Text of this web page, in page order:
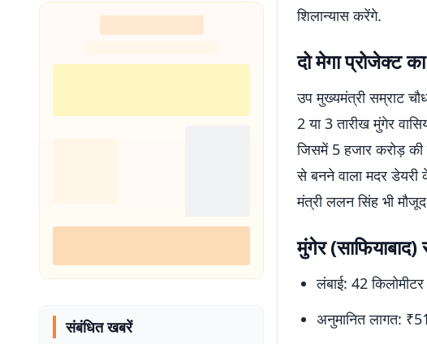
संबंधित खबरें
शिलान्यास करेंगे.
दो मेगा प्रोजेक्ट
उप मुख्यमंत्री सम्राट
2 या 3 तारीख मुंगेर
जिसमें 5 हजार करोड़
से बनने वाला मदर डेयरी
मंत्री ललन सिंह भी
मुंगेर
लंबाई: 42 किलोमीटर
अनुमानित लागत: